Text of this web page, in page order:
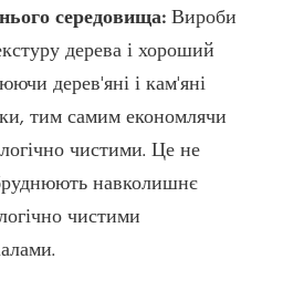
середовища:Вироби
дерева і хороший
дерев'яні і кам'яні
тим самим економлячи
чистими. Це не
навколишнє
чистими